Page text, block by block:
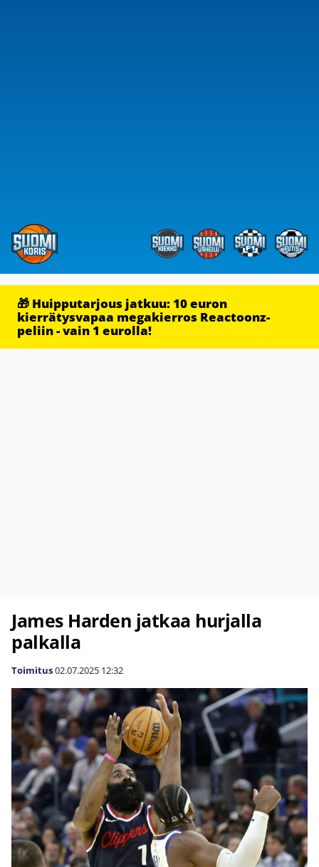
🎁 Huipputarjous jatkuu: 10 euron
kierrätysvapaa megakierros Reactoonz-
peliin - vain 1 eurolla!
James Harden jatkaa hurjalla
palkalla
Toimitus02.07.2025 12:32